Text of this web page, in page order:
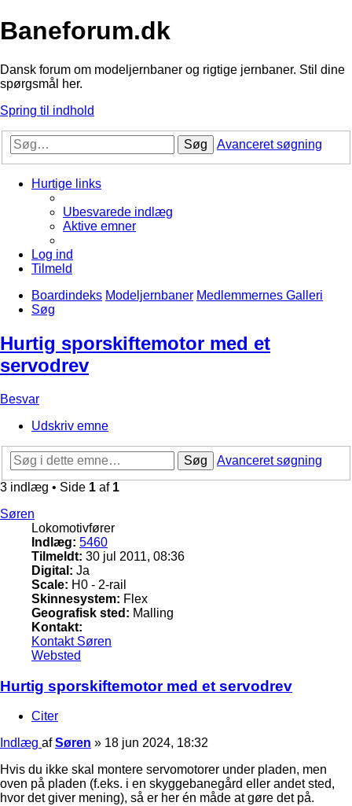
Baneforum.dk
Dansk forum om modeljernbaner og rigtige jernbaner. Stil dine
spørgsmål her.
Spring til indhold
Søg Avanceret søgning
Hurtige links
Ubesvarede indlæg
Aktive emner
Log ind
Tilmeld
Boardindeks Modeljernbaner Medlemmernes Galleri
Søg
Hurtig sporskiftemotor med et
servodrev
Besvar
Udskriv emne
Søg
Avanceret søgning
3 indlæg • Side 1 af 1
Søren
Lokomotivfører
Indlæg: 5460
Tilmeldt: 30 jul 2011, 08:36
Digital: Ja
Scale: H0 - 2-rail
Skinnesystem: Flex
Geografisk sted: Malling
Kontakt:
Kontakt Søren
Websted
Hurtig sporskiftemotor med et servodrev
Citer
Indlæg afSøren » 18 jun 2024, 18:32
Hvis du ikke skal montere servomotorer under pladen, men
oven på pladen (f.eks. i en skyggebanegård eller andet sted,
hvor det giver mening), så er her én måde at gøre det på.